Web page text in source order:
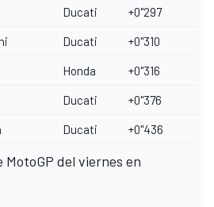
Ducati +0"297
Ducati +0"310
Honda +0"316
Ducati +0"376
Ducati +0"436
del viernes en